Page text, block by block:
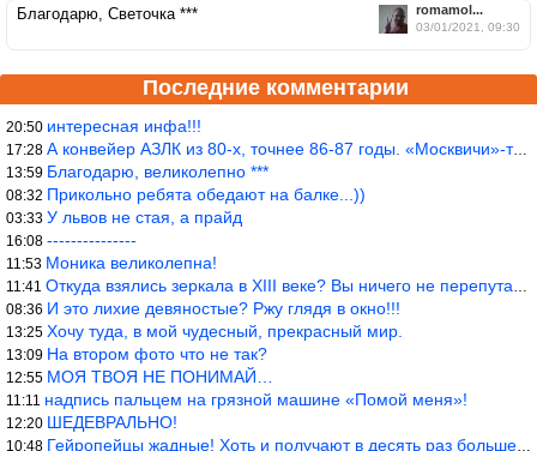
romamol...
03/01/2021, 09:30
Благодарю, Светочка ***
Последние комментарии
20:50 интересная инфа!!!
17:28 А конвейер АЗЛК из 80-х, точнее 86-87 годы. «Москвичи»-то из пер
13:59 Благодарю, великолепно ***
08:32 Прикольно ребята обедают на балке...))
03:33 У львов не стая, а прайд
16:08 ---------------
11:53 Моника великолепна!
11:41 Откуда взялись зеркала в XIII веке? Вы ничего не перепутали?
08:36 И это лихие девяностые? Ржу глядя в окно!!!
13:25 Хочу туда, в мой чудесный, прекрасный мир.
13:09 На втором фото что не так?
12:55 МОЯ ТВОЯ НЕ ПОНИМАЙ…
11:11 надпись пальцем на грязной машине «Помой меня»!
12:20 ШЕДЕВРАЛЬНО!
10:48 Гейропейцы жадные! Хоть и получают в десять раз больше жителей б